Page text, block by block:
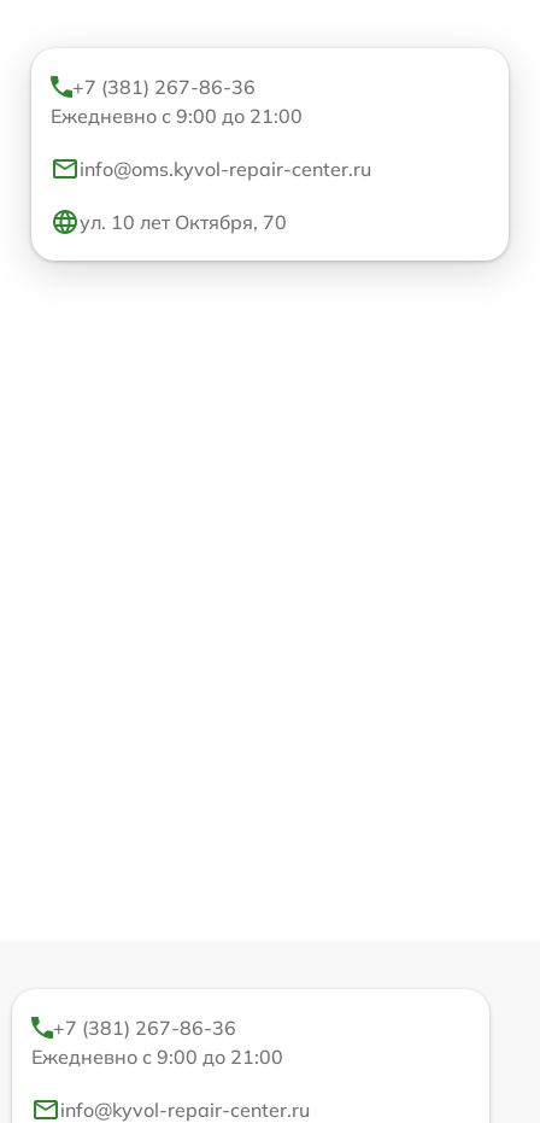
+7 (381) 267-86-36
Ежедневно с 9:00 до 21:00
info@oms.kyvol-repair-center.ru
ул. 10 лет Октября, 70
+7 (381) 267-86-36
Ежедневно с 9:00 до 21:00
info@kyvol-repair-center.ru